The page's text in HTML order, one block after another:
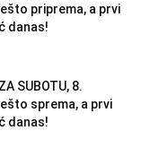
priprema, a prvi
danas!
SUBOTU, 8.
sprema, a prvi
danas!